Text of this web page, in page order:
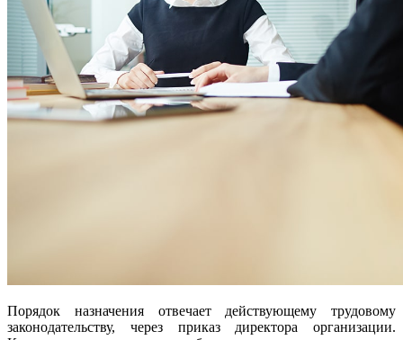
Порядок назначения отвечает действующему трудовому
законодательству, через приказ директора организации.